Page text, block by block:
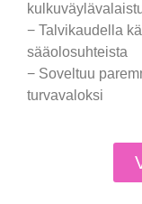
− Talvikaudella
sääolosuhteista
− Soveltuu
turvavaloksi